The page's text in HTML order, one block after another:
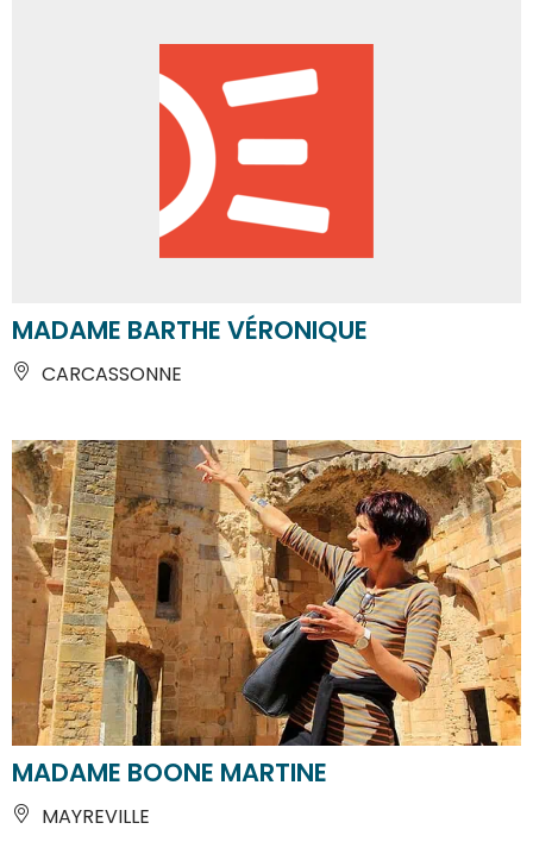
MADAME BARTHE VÉRONIQUE
CARCASSONNE
MADAME BOONE MARTINE
MAYREVILLE